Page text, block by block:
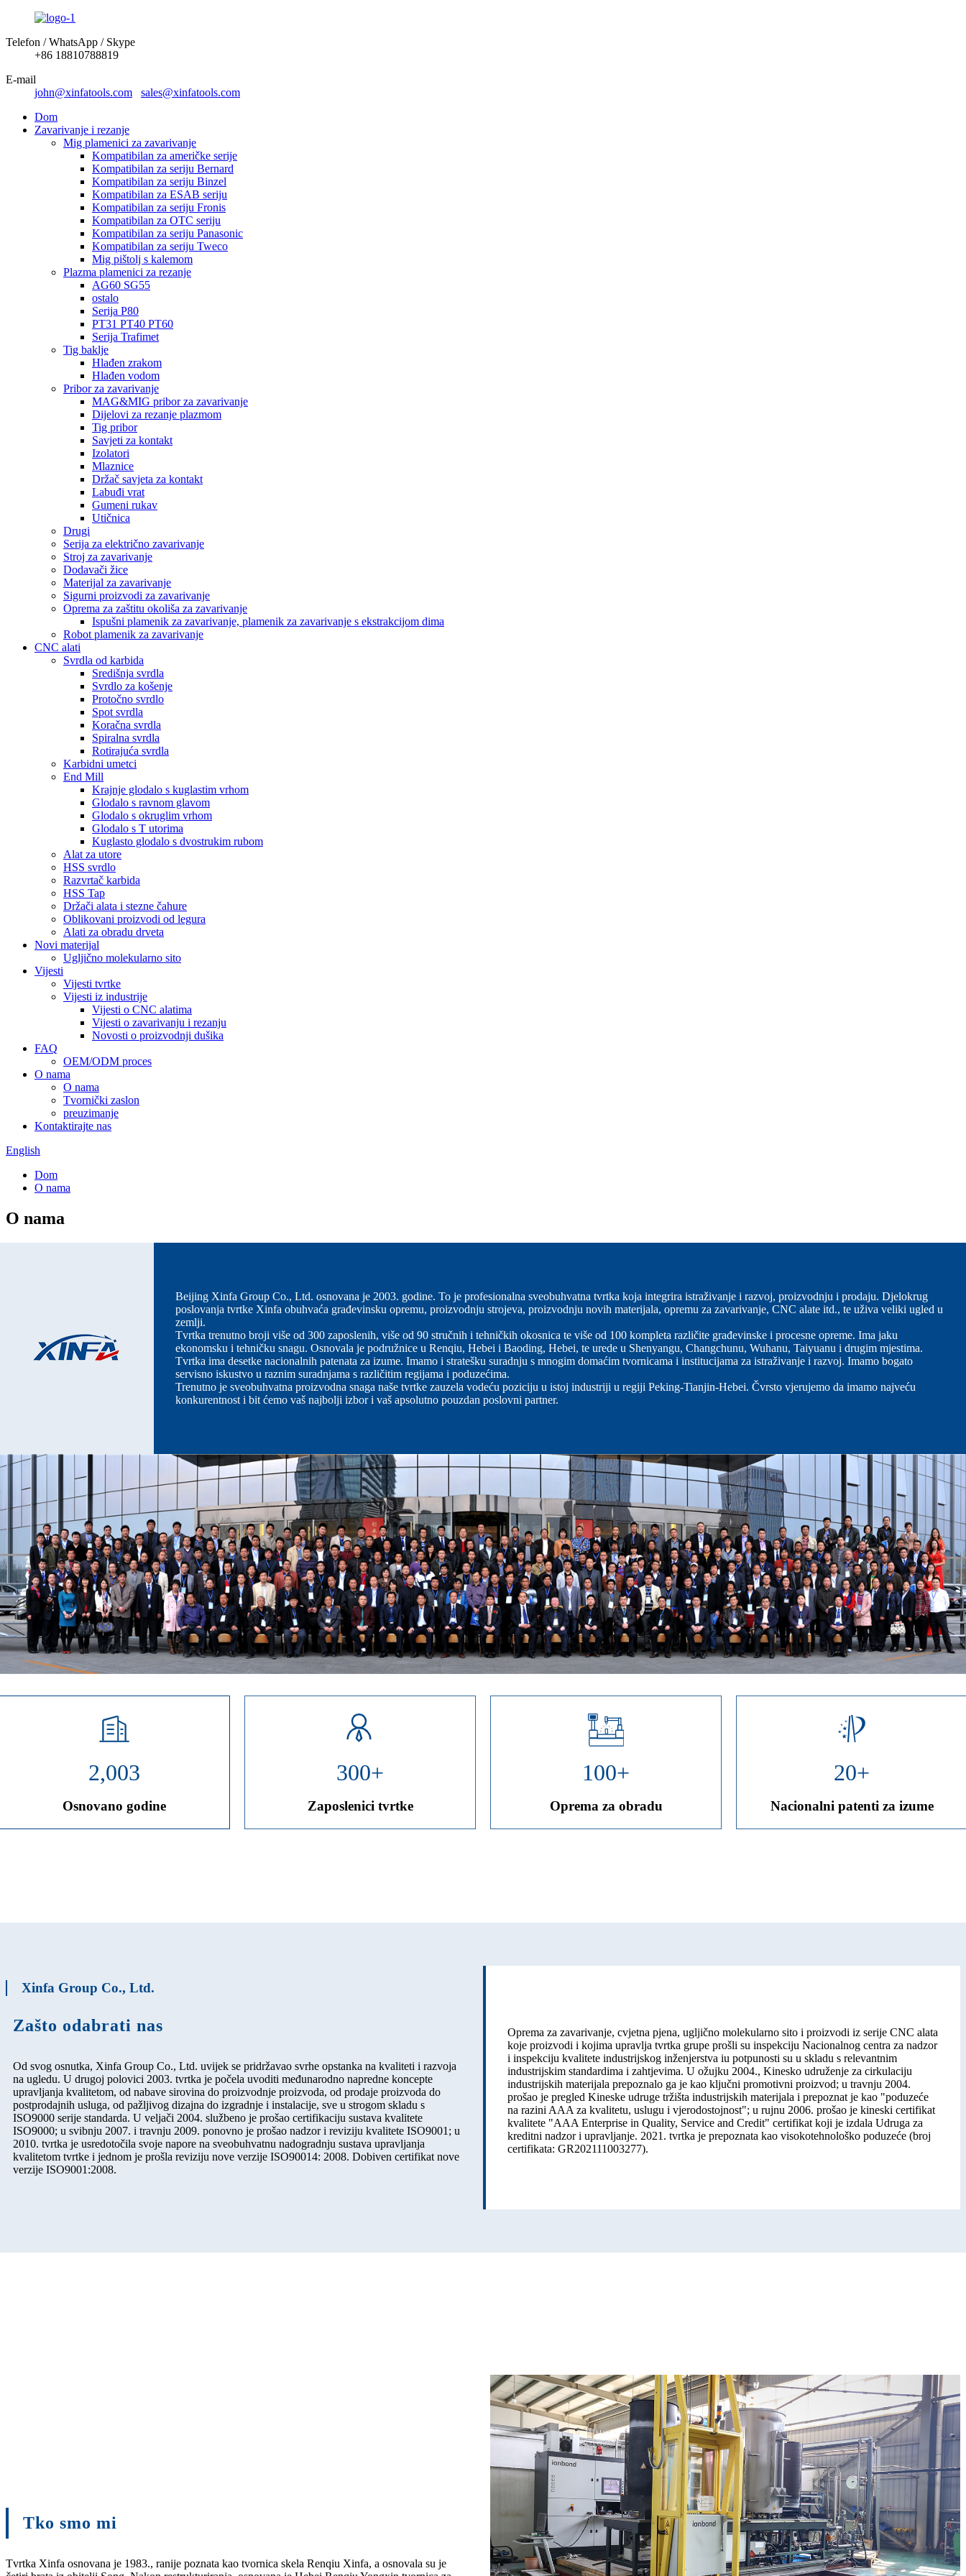
Telefon / WhatsApp / Skype
+86 18810788819
E-mail
john@xinfatools.com
sales@xinfatools.com
Dom
Zavarivanje i rezanje
Mig plamenici za zavarivanje
Kompatibilan za američke serije
Kompatibilan za seriju Bernard
Kompatibilan za seriju Binzel
Kompatibilan za ESAB seriju
Kompatibilan za seriju Fronis
Kompatibilan za OTC seriju
Kompatibilan za seriju Panasonic
Kompatibilan za seriju Tweco
Mig pištolj s kalemom
Plazma plamenici za rezanje
AG60 SG55
ostalo
Serija P80
PT31 PT40 PT60
Serija Trafimet
Tig baklje
Hlađen zrakom
Hlađen vodom
Pribor za zavarivanje
MAG&MIG pribor za zavarivanje
Dijelovi za rezanje plazmom
Tig pribor
Savjeti za kontakt
Izolatori
Mlaznice
Držač savjeta za kontakt
Labuđi vrat
Gumeni rukav
Utičnica
Drugi
Serija za električno zavarivanje
Stroj za zavarivanje
Dodavači žice
Materijal za zavarivanje
Sigurni proizvodi za zavarivanje
Oprema za zaštitu okoliša za zavarivanje
Ispušni plamenik za zavarivanje, plamenik za zavarivanje s ekstrakcijom dima
Robot plamenik za zavarivanje
CNC alati
Svrdla od karbida
Središnja svrdla
Svrdlo za košenje
Protočno svrdlo
Spot svrdla
Koračna svrdla
Spiralna svrdla
Rotirajuća svrdla
Karbidni umetci
End Mill
Krajnje glodalo s kuglastim vrhom
Glodalo s ravnom glavom
Glodalo s okruglim vrhom
Glodalo s T utorima
Kuglasto glodalo s dvostrukim rubom
Alat za utore
HSS svrdlo
Razvrtač karbida
HSS Tap
Držači alata i stezne čahure
Oblikovani proizvodi od legura
Alati za obradu drveta
Novi materijal
Ugljično molekularno sito
Vijesti
Vijesti tvrtke
Vijesti iz industrije
Vijesti o CNC alatima
Vijesti o zavarivanju i rezanju
Novosti o proizvodnji dušika
FAQ
OEM/ODM proces
O nama
O nama
Tvornički zaslon
preuzimanje
Kontaktirajte nas
English
Dom
O nama
O nama
Beijing Xinfa Group Co., Ltd. osnovana je 2003. godine. To je profesionalna sveobuhvatna tvrtka koja integrira istraživanje i razvoj, proizvodnju i prodaju. Djelokrug
poslovanja tvrtke Xinfa obuhvaća građevinsku opremu, proizvodnju strojeva, proizvodnju novih materijala, opremu za zavarivanje, CNC alate itd., te uživa veliki ugled u
zemlji.
Tvrtka trenutno broji više od 300 zaposlenih, više od 90 stručnih i tehničkih okosnica te više od 100 kompleta različite građevinske i procesne opreme. Ima jaku
ekonomsku i tehničku snagu. Osnovala je podružnice u Renqiu, Hebei i Baoding, Hebei, te urede u Shenyangu, Changchunu, Wuhanu, Taiyuanu i drugim mjestima.
Tvrtka ima desetke nacionalnih patenata za izume. Imamo i stratešku suradnju s mnogim domaćim tvornicama i institucijama za istraživanje i razvoj. Imamo bogato
servisno iskustvo u raznim suradnjama s različitim regijama i poduzećima.
Trenutno je sveobuhvatna proizvodna snaga naše tvrtke zauzela vodeću poziciju u istoj industriji u regiji Peking-Tianjin-Hebei. Čvrsto vjerujemo da imamo najveću
konkurentnost i bit ćemo vaš najbolji izbor i vaš apsolutno pouzdan poslovni partner.
2,003
Osnovano godine
300+
Zaposlenici tvrtke
100+
Oprema za obradu
20+
Nacionalni patenti za izume
Xinfa Group Co., Ltd.
Zašto odabrati nas
Od svog osnutka, Xinfa Group Co., Ltd. uvijek se pridržavao svrhe opstanka na kvaliteti i razvoja
na ugledu. U drugoj polovici 2003. tvrtka je počela uvoditi međunarodno napredne koncepte
upravljanja kvalitetom, od nabave sirovina do proizvodnje proizvoda, od prodaje proizvoda do
postprodajnih usluga, od pažljivog dizajna do izgradnje i instalacije, sve u strogom skladu s
ISO9000 serije standarda. U veljači 2004. službeno je prošao certifikaciju sustava kvalitete
ISO9000; u svibnju 2007. i travnju 2009. ponovno je prošao nadzor i reviziju kvalitete ISO9001; u
2010. tvrtka je usredotočila svoje napore na sveobuhvatnu nadogradnju sustava upravljanja
kvalitetom tvrtke i jednom je prošla reviziju nove verzije ISO90014: 2008. Dobiven certifikat nove
verzije ISO9001:2008.
Oprema za zavarivanje, cvjetna pjena, ugljično molekularno sito i proizvodi iz serije CNC alata
koje proizvodi i kojima upravlja tvrtka grupe prošli su inspekciju Nacionalnog centra za nadzor
i inspekciju kvalitete industrijskog inženjerstva iu potpunosti su u skladu s relevantnim
industrijskim standardima i zahtjevima. U ožujku 2004., Kinesko udruženje za cirkulaciju
industrijskih materijala prepoznalo ga je kao ključni promotivni proizvod; u travnju 2004.
prošao je pregled Kineske udruge tržišta industrijskih materijala i prepoznat je kao "poduzeće
na razini AAA za kvalitetu, uslugu i vjerodostojnost"; u rujnu 2006. prošao je kineski certifikat
kvalitete "AAA Enterprise in Quality, Service and Credit" certifikat koji je izdala Udruga za
kreditni nadzor i upravljanje. 2021. tvrtka je prepoznata kao visokotehnološko poduzeće (broj
certifikata: GR202111003277).
Tko smo mi
Tvrtka Xinfa osnovana je 1983., ranije poznata kao tvornica skela Renqiu Xinfa, a osnovala su je